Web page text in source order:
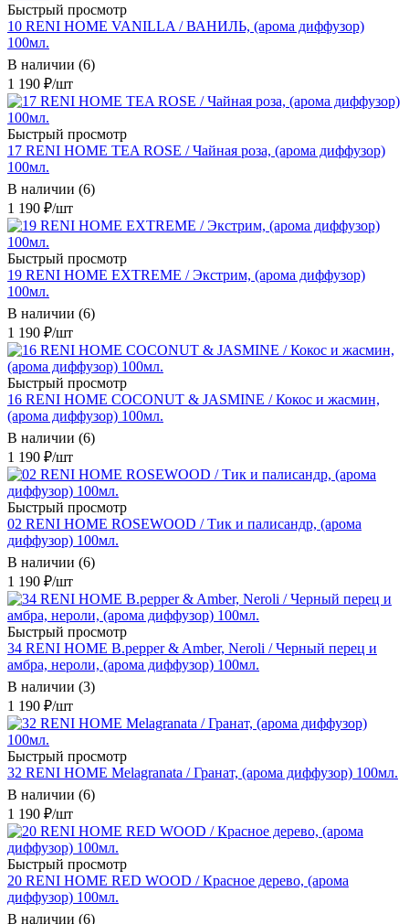
Быстрый просмотр
10 RENI HOME VANILLA / ВАНИЛЬ, (арома диффузор)
100мл.
В наличии (6)
1 190 ₽/шт
Быстрый просмотр
17 RENI HOME TEA ROSE / Чайная роза, (арома диффузор)
100мл.
В наличии (6)
1 190 ₽/шт
Быстрый просмотр
19 RENI HOME EXTREME / Экстрим, (арома диффузор)
100мл.
В наличии (6)
1 190 ₽/шт
Быстрый просмотр
16 RENI HOME COCONUT & JASMINE / Кокос и жасмин,
(арома диффузор) 100мл.
В наличии (6)
1 190 ₽/шт
Быстрый просмотр
02 RENI HOME ROSEWOOD / Тик и палисандр, (арома
диффузор) 100мл.
В наличии (6)
1 190 ₽/шт
Быстрый просмотр
34 RENI HOME B.pepper & Amber, Neroli / Черный перец и
амбра, нероли, (арома диффузор) 100мл.
В наличии (3)
1 190 ₽/шт
Быстрый просмотр
32 RENI HOME Melagranata / Гранат, (арома диффузор) 100мл.
В наличии (6)
1 190 ₽/шт
Быстрый просмотр
20 RENI HOME RED WOOD / Красное дерево, (арома
диффузор) 100мл.
В наличии (6)